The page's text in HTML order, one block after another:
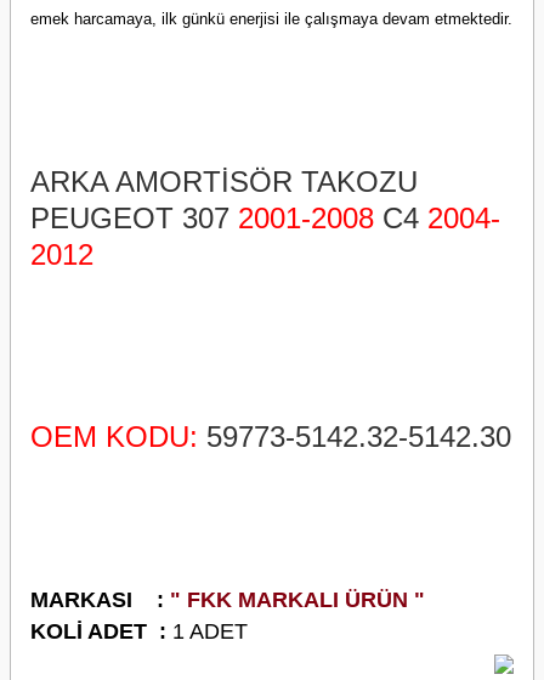
emek harcamaya, ilk günkü enerjisi ile çalışmaya devam etmektedir.
ARKA AMORTİSÖR TAKOZU
PEUGEOT 307 2001-2008 C4 2004-
2012
OEM KODU: 59773-5142.32-5142.30
MARKASI : " FKK MARKALI ÜRÜN "
KOLİ ADET : 1 ADET